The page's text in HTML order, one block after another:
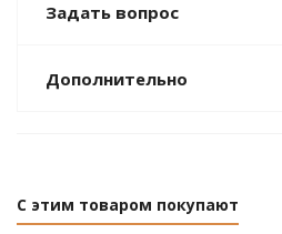
Задать вопрос
Дополнительно
С этим товаром покупают